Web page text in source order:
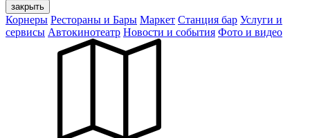
закрыть
Корнеры Рестораны и Бары Маркет Станция бар Услуги и
сервисы Автокинотеатр Новости и события Фото и видео